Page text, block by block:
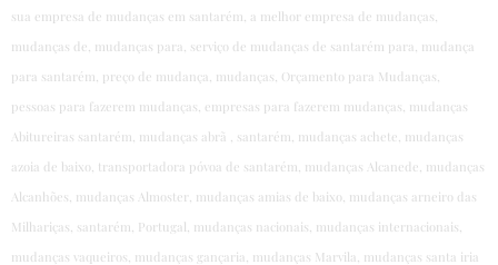
sua empresa de mudanças em santarém, a melhor empresa de mudanças,
mudanças de, mudanças para, serviço de mudanças de santarém para, mudança
para santarém, preço de mudança, mudanças, Orçamento para Mudanças,
pessoas para fazerem mudanças, empresas para fazerem mudanças, mudanças
Abitureiras santarém, mudanças abrã , santarém, mudanças achete, mudanças
azoia de baixo, transportadora póvoa de santarém, mudanças Alcanede, mudanças
Alcanhões, mudanças Almoster, mudanças amias de baixo, mudanças arneiro das
Milhariças, santarém, Portugal, mudanças nacionais, mudanças internacionais,
mudanças vaqueiros, mudanças gançaria, mudanças Marvila, mudanças santa iria